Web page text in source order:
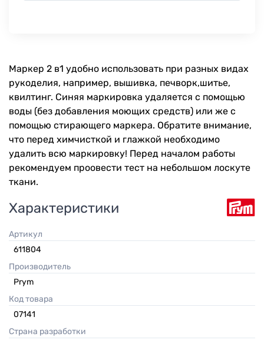
Маркер 2 в1 удобно использовать при разных видах
рукоделия, например, вышивка, печворк,шитье,
квилтинг. Синяя маркировка удаляется с помощью
воды (без добавления моющих средств) или же с
помощью стирающего маркера. Обратите внимание,
что перед химчисткой и глажкой необходимо
удалить всю маркировку! Перед началом работы
рекомендуем проовести тест на небольшом лоскуте
ткани.
Характеристики
Артикул
611804
Производитель
Prym
Код товара
07141
Страна разработки